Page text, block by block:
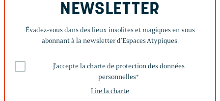
NEWSLETTER
Évadez-vous dans des lieux insolites et magiques en vous
abonnant à la newsletter d’Espaces Atypiques.
J'accepte la charte de protection des données
personnelles*
Lire la charte